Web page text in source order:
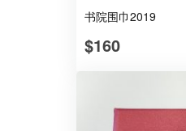
书院围巾2019
$160